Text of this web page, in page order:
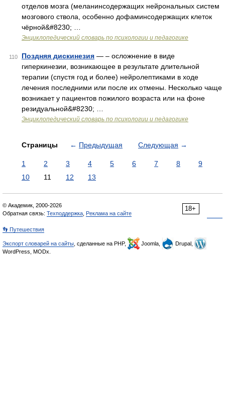
отделов мозга (меланинсодержащих нейрональных систем
мозгового ствола, особенно дофаминсодержащих клеток
чёрной&#8230; …
Энциклопедический словарь по психологии и педагогике
110 Поздняя дискинезия — – осложнение в виде
гиперкинезии, возникающее в результате длительной
терапии (спустя год и более) нейролептиками в ходе
лечения последними или после их отмены. Несколько чаще
возникает у пациентов пожилого возраста или на фоне
резидуальной&#8230; …
Энциклопедический словарь по психологии и педагогике
Страницы ← Предыдущая Следующая →
1 2 3 4 5 6 7 8
9
10
11 12 13
18+
© Академик, 2000-2026
Обратная связь: Техподдержка Реклама на сайте
👣 Путешествия
Экспорт словарей на сайты , сделанные на PHP, Joomla,
Drupal,
WordPress, MODx.